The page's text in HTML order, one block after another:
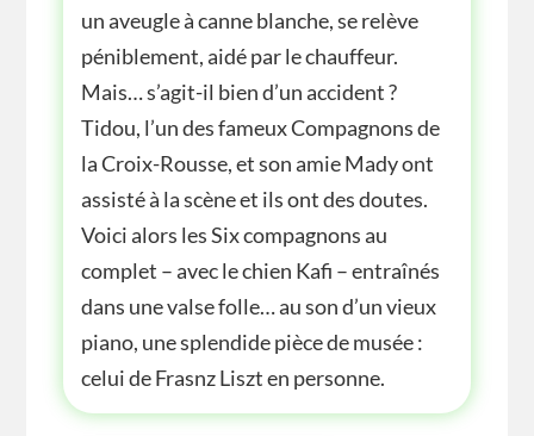
un aveugle à canne blanche, se relève
péniblement, aidé par le chauffeur.
Mais… s’agit-il bien d’un accident ?
Tidou, l’un des fameux Compagnons de
la Croix-Rousse, et son amie Mady ont
assisté à la scène et ils ont des doutes.
Voici alors les Six compagnons au
complet – avec le chien Kafi – entraînés
dans une valse folle… au son d’un vieux
piano, une splendide pièce de musée :
celui de Frasnz Liszt en personne.